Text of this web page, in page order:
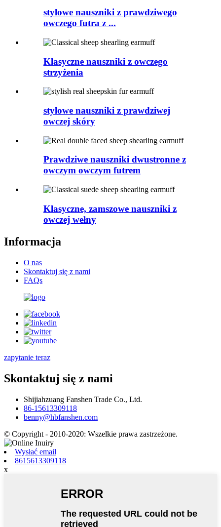
stylowe nauszniki z prawdziwego
owczego futra z ...
Klasyczne nauszniki z owczego
strzyżenia
stylowe nauszniki z prawdziwej
owczej skóry
Prawdziwe nauszniki dwustronne z
owczym owczym futrem
Klasyczne, zamszowe nauszniki z
owczej wełny
Informacja
O nas
Skontaktuj się z nami
FAQs
zapytanie teraz
Skontaktuj się z nami
Shijiahzuang Fanshen Trade Co., Ltd.
86-15613309118
benny@hbfanshen.com
© Copyright - 2010-2020: Wszelkie prawa zastrzeżone.
Wysłać email
8615613309118
x